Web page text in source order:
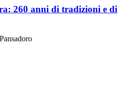
260 anni di tradizioni e di